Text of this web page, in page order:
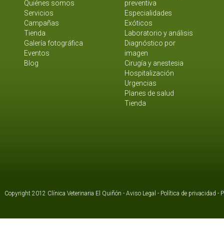
Quiénes somos
Servicios
Campañas
Tienda
Galería fotográfica
Eventos
Blog
preventiva
Especialidades
Exóticos
Laboratorio y análisis
Diagnóstico por
imagen
Cirugía y anestesia
Hospitalización
Urgencias
Planes de salud
Tienda
Copyright 2012 Clínica Veterinaria El Quiñón - Aviso Legal - Política de privacidad -